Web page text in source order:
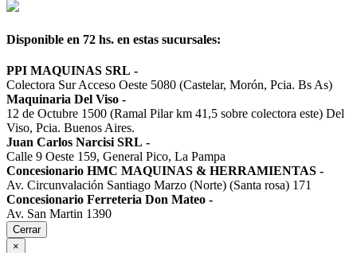
Disponible en 72 hs. en estas sucursales:
PPI MAQUINAS SRL -
Colectora Sur Acceso Oeste 5080 (Castelar, Morón, Pcia. Bs As)
Maquinaria Del Viso -
12 de Octubre 1500 (Ramal Pilar km 41,5 sobre colectora este) Del
Viso, Pcia. Buenos Aires.
Juan Carlos Narcisi SRL -
Calle 9 Oeste 159, General Pico, La Pampa
Concesionario HMC MAQUINAS & HERRAMIENTAS -
Av. Circunvalación Santiago Marzo (Norte) (Santa rosa) 171
Concesionario Ferreteria Don Mateo -
Av. San Martin 1390
Cerrar
×